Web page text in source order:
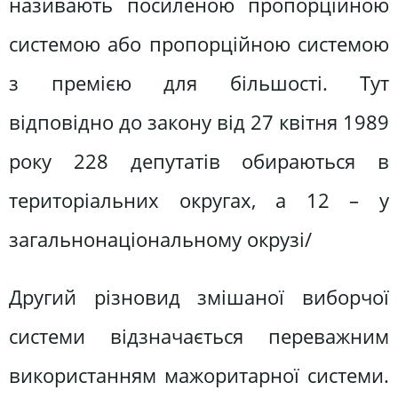
системою або пропорційною системою
з премією для більшості. Тут
відповідно до закону від 27 квітня 1989
року 228 депутатів обираються в
територіальних округах, а 12 – у
загальнонаціональному окрузі/
Другий різновид змішаної виборчої
системи відзначається переважним
використанням мажоритарної системи.